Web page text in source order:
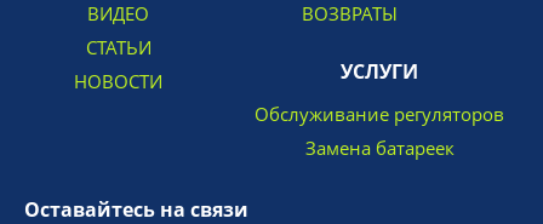
ВИДЕО
СТАТЬИ
НОВОСТИ
ВОЗВРАТЫ
УСЛУГИ
Обслуживание регуляторов
Замена батареек
Оставайтесь на связи